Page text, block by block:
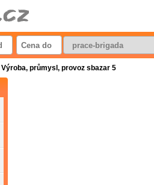
Výroba, průmysl, provoz sbazar 5